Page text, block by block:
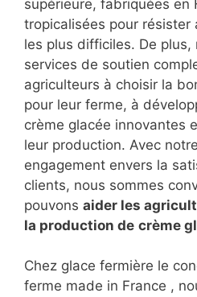
supérieure, fabriquées en
tropicalisées pour résister
les plus difficiles. De plus,
services de soutien
agriculteurs à choisir la
pour leur ferme, à
crème glacée innovantes
leur production. Avec
engagement envers la
clients, nous sommes
pouvons aider les
la production de crème
Chez glace fermière le
ferme made in France ,